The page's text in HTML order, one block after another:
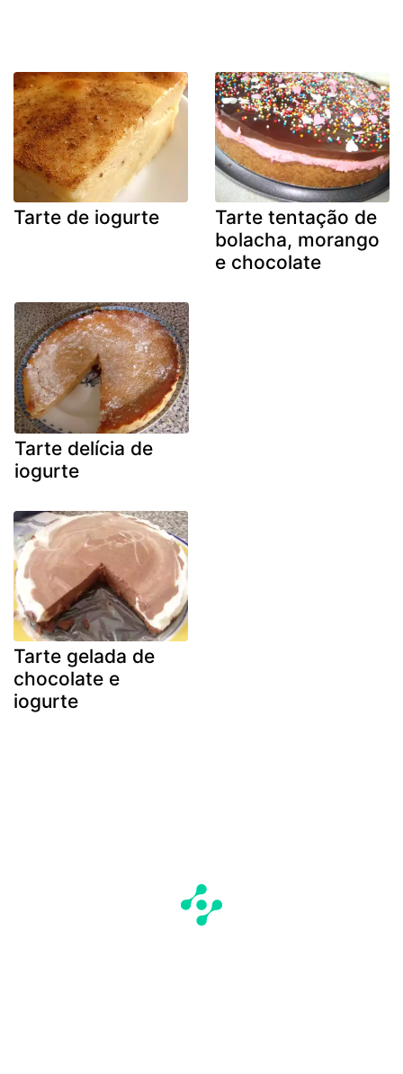
Tarte de iogurte
Tarte tentação de
bolacha, morango
e chocolate
Tarte delícia de
iogurte
Tarte gelada de
chocolate e
iogurte